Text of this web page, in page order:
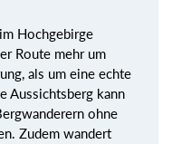
Hochgebirge
Route mehr um
als um eine echte
Aussichtsberg kann
ohne
Zudem wandert